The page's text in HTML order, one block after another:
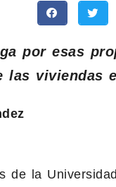
por esas
las viviendas
de la